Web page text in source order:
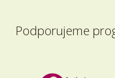
Podporujeme